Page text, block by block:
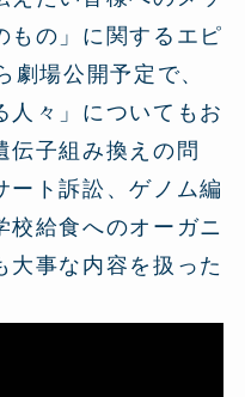
もの」に関するエピ
劇場公開予定で、
人々」についてもお
伝子組み換えの問
ート訴訟、ゲノム編
校給食へのオーガニ
大事な内容を扱った